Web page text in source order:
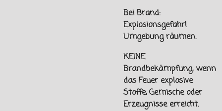
Bei Brand:
Explosionsgefahr!
Umgebung räumen.
KEINE
Brandbekämpfung, wenn
das Feuer explosive
Stoffe, Gemische oder
Erzeugnisse erreicht.